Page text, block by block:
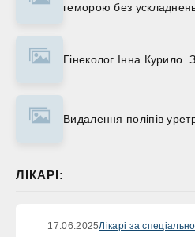
геморою без
Гінеколог Інна Курило.
Видалення поліпів
ЛІКАРІ:
17.06.2025Лікарі за